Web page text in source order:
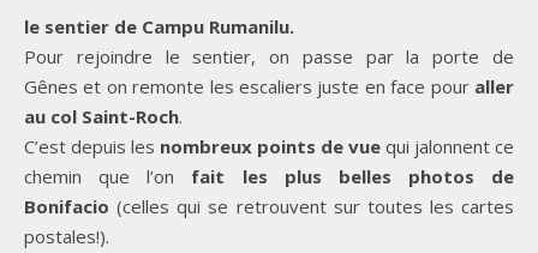
le sentier de Campu Rumanilu.
Pour rejoindre le sentier, on passe par la porte de
Gênes et on remonte les escaliers juste en face pour aller
au col Saint-Roch.
C’est depuis les nombreux points de vue qui jalonnent ce
chemin que l’on fait les plus belles photos de
Bonifacio (celles qui se retrouvent sur toutes les cartes
postales!).